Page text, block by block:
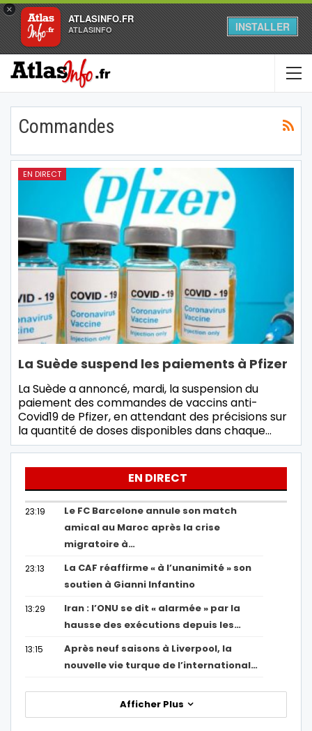
×
ATLASINFO.FR
ATLASINFO INSTALLER
Commandes
EN DIRECT
La Suède suspend les paiements à Pfizer
La Suède a annoncé, mardi, la suspension du
paiement des commandes de vaccins anti-
Covid19 de Pfizer, en attendant des précisions sur
la quantité de doses disponibles dans chaque…
EN DIRECT
23:19
Le FC Barcelone annule son match
amical au Maroc après la crise
migratoire à…
23:13
La CAF réaffirme « à l’unanimité » son
soutien à Gianni Infantino
13:29
Iran : l’ONU se dit « alarmée » par la
hausse des exécutions depuis les…
13:15
Après neuf saisons à Liverpool, la
nouvelle vie turque de l’international…
Afficher Plus